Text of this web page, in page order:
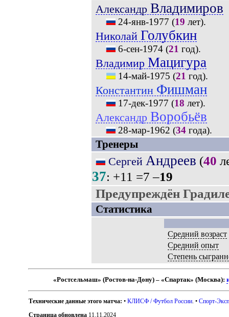
Александр Владимиров
24-янв-1977 (19 лет).
Николай Голубкин
6-сен-1974(21 год).
Владимир Мацигура
14-май-1975 (21 год).
Константин Фишман
17-дек-1977 (18 лет).
Александр Воробьёв
28-мар-1962 (34года).
Тренеры
Сергей Андреев (40
37: +11 =7 –19
Предупреждён
Статистика
Средний возраст
Средний опыт
Степень
«Ростсельмаш» (Ростов-на-Дону) – «Спартак» (Москва):
Технические данные этого матча: •КЛИСФ / Футбол России . •Спорт-
Страница обновлена 11.11.2024